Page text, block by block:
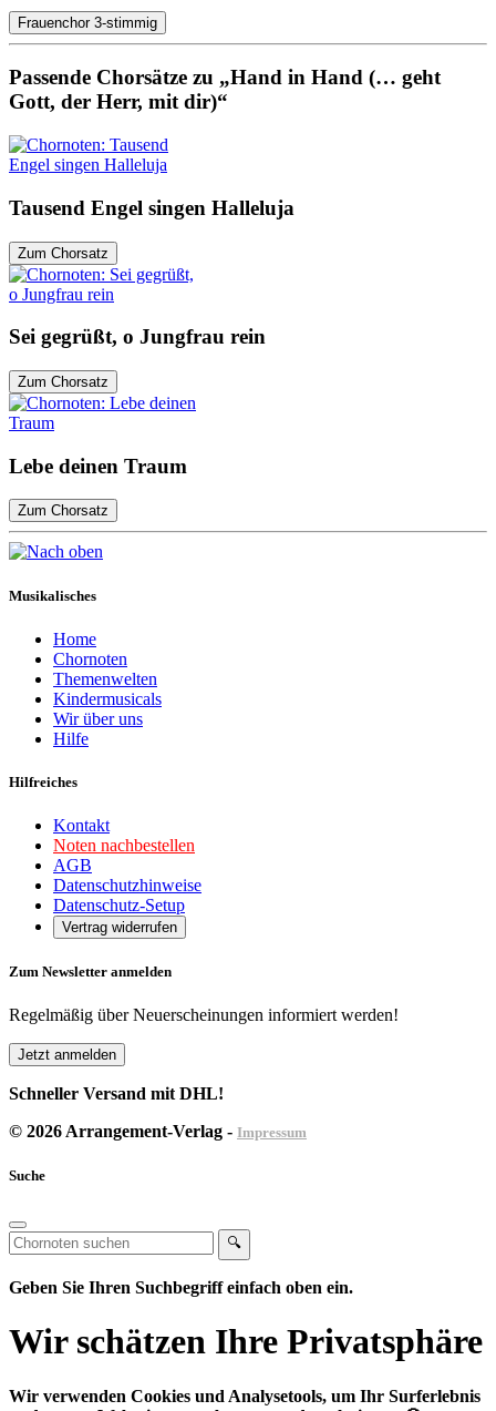
Frauenchor 3-stimmig
Passende Chorsätze zu „Hand in Hand (… geht
Gott, der Herr, mit dir)“
Tausend Engel singen Halleluja
Zum Chorsatz
Sei gegrüßt, o Jungfrau rein
Zum Chorsatz
Lebe deinen Traum
Zum Chorsatz
Musikalisches
Home
Chornoten
Themenwelten
Kindermusicals
Wir über uns
Hilfe
Hilfreiches
Kontakt
Noten nachbestellen
AGB
Datenschutzhinweise
Datenschutz-Setup
Vertrag widerrufen
Zum Newsletter anmelden
Regelmäßig über Neuerscheinungen informiert werden!
Jetzt anmelden
Schneller Versand mit DHL!
© 2026 Arrangement-Verlag - Impressum
Suche
🔍
Geben Sie Ihren Suchbegriff einfach oben ein.
Wir schätzen Ihre Privatsphäre
Wir verwenden Cookies und Analysetools, um Ihr Surferlebnis